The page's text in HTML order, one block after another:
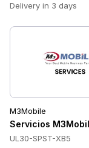
Delivery in 3 days
M3Mobile
Servicios
UL30-SPST-XB5